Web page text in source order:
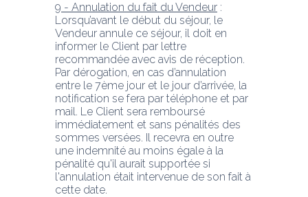
9 - Annulation du fait du Vendeur :
Lorsqu’avant le début du séjour, le
Vendeur annule ce séjour, il doit en
informer le Client par lettre
recommandée avec avis de réception.
Par dérogation, en cas d’annulation
entre le 7ème jour et le jour d’arrivée, la
notification se fera par téléphone et par
mail. Le Client sera remboursé
immédiatement et sans pénalités des
sommes versées. Il recevra en outre
une indemnité au moins égale à la
pénalité qu'il aurait supportée si
l'annulation était intervenue de son fait à
cette date.